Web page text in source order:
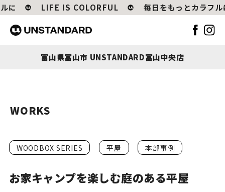
LIFE IS COLORFUL 毎日をもっとカラフルに
富山県富山市 UNSTANDARD富山中央店
WORKS
WOODBOX SERIES 平屋 本部事例
お家キャンプを楽しむ庭のある平屋